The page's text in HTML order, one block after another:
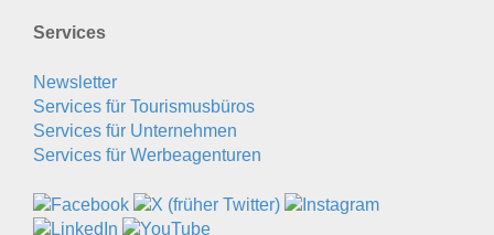
Services
Newsletter
Services für Tourismusbüros
Services für Unternehmen
Services für Werbeagenturen